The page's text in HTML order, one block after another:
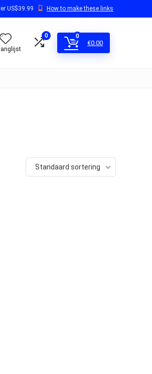
US$39.99 How to make these links
0 0
€0.00
Standaard sortering